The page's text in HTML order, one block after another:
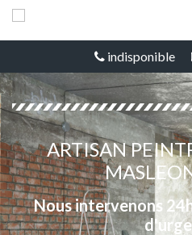
indisponible
ARTISAN
Nous intervenons